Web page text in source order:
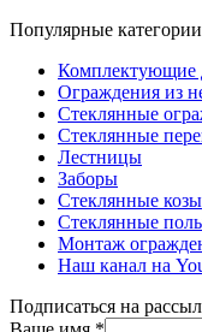
Популярные категории
Комплектующие
Ограждения из
Стеклянные
Стеклянные
Лестницы
Заборы
Стеклянные
Стеклянные
Монтаж
Наш канал на
Подписаться на